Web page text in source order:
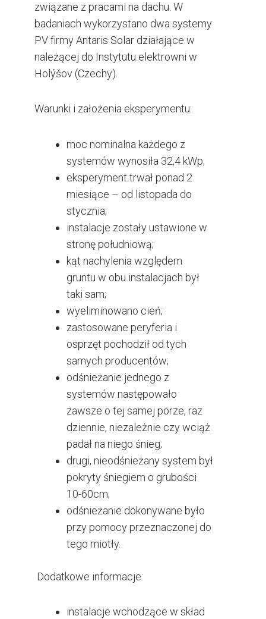
związane z pracami na dachu. W
badaniach wykorzystano dwa systemy
PV firmy Antaris Solar działające w
należącej do Instytutu elektrowni w
Holýšov (Czechy).
Warunki i założenia eksperymentu:
moc nominalna każdego z
systemów wynosiła 32,4 kWp;
eksperyment trwał ponad 2
miesiące – od listopada do
stycznia;
instalacje zostały ustawione w
stronę południową;
kąt nachylenia względem
gruntu w obu instalacjach był
taki sam;
wyeliminowano cień;
zastosowane peryferia i
osprzęt pochodził od tych
samych producentów;
odśnieżanie jednego z
systemów następowało
zawsze o tej samej porze, raz
dziennie, niezależnie czy wciąż
padał na niego śnieg;
drugi, nieodśnieżany system był
pokryty śniegiem o grubości
10-60cm;
odśnieżanie dokonywane było
przy pomocy przeznaczonej do
tego miotły.
Dodatkowe informacje:
instalacje wchodzące w skład